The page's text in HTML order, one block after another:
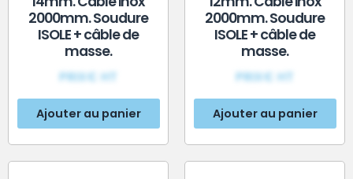
2000mm. Soudure
ISOLE + câble de
masse.
PRIX€ HT
Ajouter au panier
2000mm. Soudure
ISOLE + câble de
masse.
PRIX€ HT
Ajouter au panier